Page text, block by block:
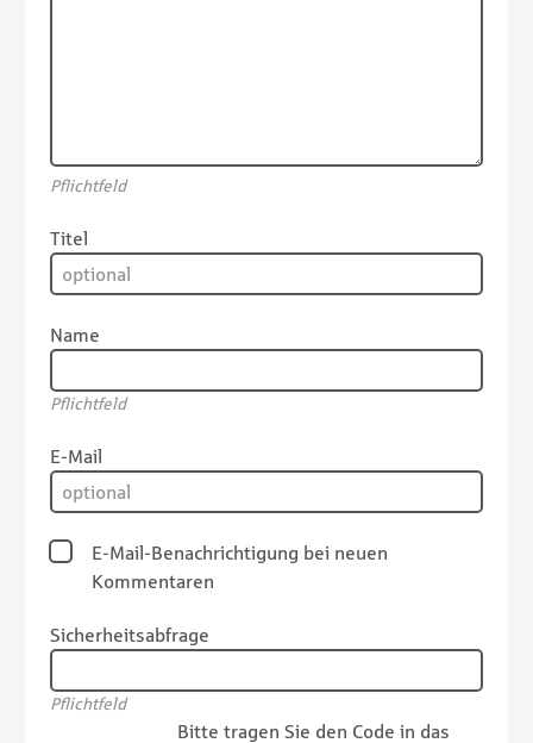
Pflichtfeld
Titel
Name
Pflichtfeld
E-Mail
E-Mail-Benachrichtigung bei neuen
Kommentaren
Sicherheitsabfrage
Pflichtfeld
Bitte tragen Sie den Code in das